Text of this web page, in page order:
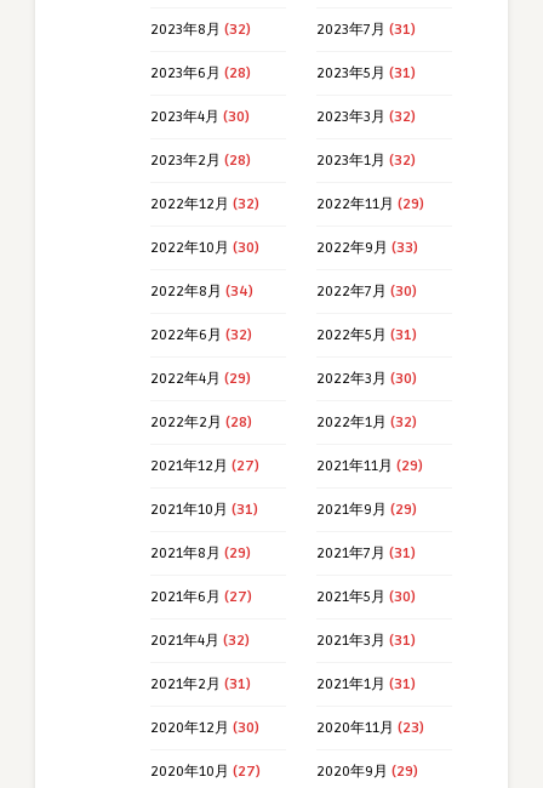
2023年8月 (32) 2023年7月 (31)
2023年6月 (28) 2023年5月 (31)
2023年4月 (30) 2023年3月 (32)
2023年2月 (28) 2023年1月 (32)
2022年12月 (32) 2022年11月 (29)
2022年10月 (30) 2022年9月 (33)
2022年8月 (34) 2022年7月 (30)
2022年6月 (32) 2022年5月 (31)
2022年4月 (29) 2022年3月 (30)
2022年2月 (28) 2022年1月 (32)
2021年12月 (27) 2021年11月 (29)
2021年10月 (31) 2021年9月 (29)
2021年8月 (29) 2021年7月 (31)
2021年6月 (27) 2021年5月 (30)
2021年4月 (32) 2021年3月 (31)
2021年2月 (31) 2021年1月 (31)
2020年12月 (30) 2020年11月 (23)
2020年10月 (27) 2020年9月 (29)